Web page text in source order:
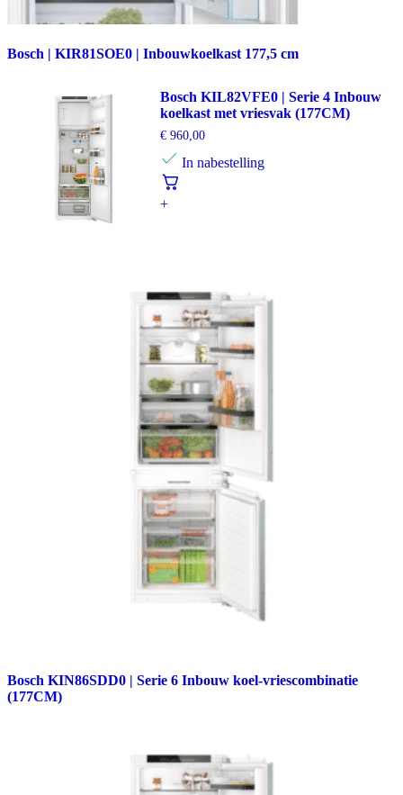
Bosch | KIR81SOE0 | Inbouwkoelkast 177,5 cm
Bosch KIL82VFE0 | Serie 4 Inbouw
koelkast met vriesvak (177CM)
€ 960,00
In nabestelling
+
Bosch KIN86SDD0 | Serie 6 Inbouw koel-vriescombinatie
(177CM)